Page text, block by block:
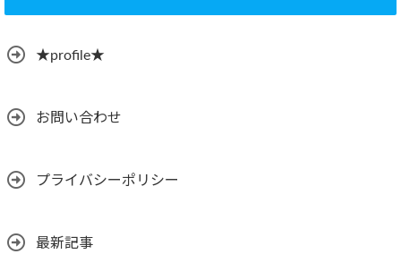
★profile★
お問い合わせ
プライバシーポリシー
最新記事